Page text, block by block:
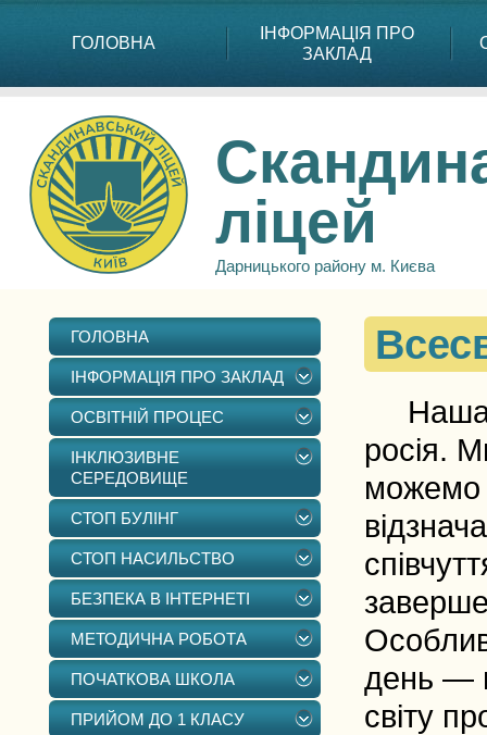
ГОЛОВНА
ІНФОРМАЦІЯ ПРО
ЗАКЛАД
ліцей
Дарницького району м. Києва
ГОЛОВНА
ІНФОРМАЦІЯ ПРО ЗАКЛАД
ОСВІТНІЙ ПРОЦЕС
ІНКЛЮЗИВНЕ
СЕРЕДОВИЩЕ
СТОП БУЛІНГ
СТОП НАСИЛЬСТВО
БЕЗПЕКА В ІНТЕРНЕТІ
МЕТОДИЧНА РОБОТА
ПОЧАТКОВА ШКОЛА
ПРИЙОМ ДО 1 КЛАСУ
Наша
росія.
можемо
день —
світу